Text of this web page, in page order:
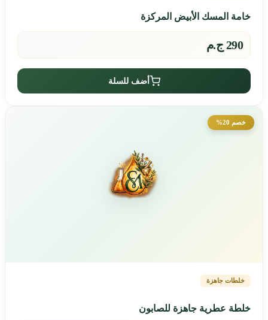
خامة المسك الأبيض المركزة
290 ج.م
أضف للسلة
خصم 20%
خلطات جاهزة
خلطة عطرية جاهزة للصابون